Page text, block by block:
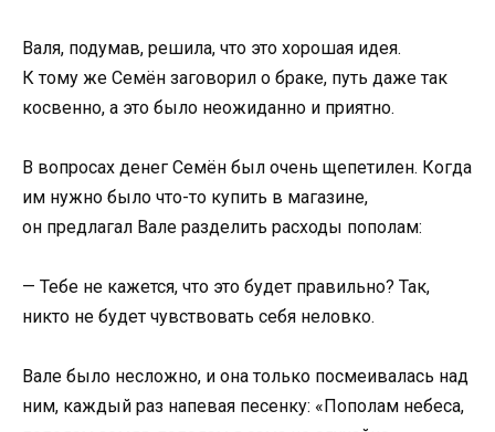
Валя, подумав, решила, что это хорошая идея.
К тому же Семён заговорил о браке, путь даже так
косвенно, а это было неожиданно и приятно.
В вопросах денег Семён был очень щепетилен. Когда
им нужно было что-то купить в магазине,
он предлагал Вале разделить расходы пополам:
— Тебе не кажется, что это будет правильно? Так,
никто не будет чувствовать себя неловко.
Вале было несложно, и она только посмеивалась над
ним, каждый раз напевая песенку: «Пополам небеса,